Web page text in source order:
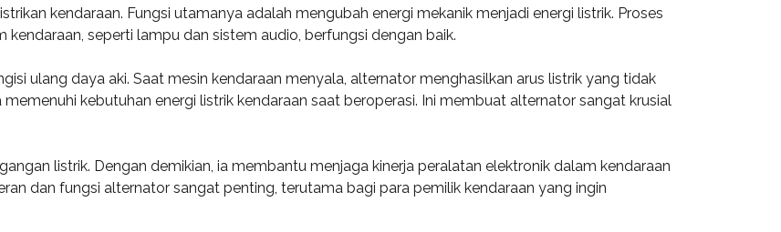
kendaraan. Fungsi utamanya adalah mengubah energi mekanik menjadi energi listrik. Proses
seperti lampu dan sistem audio, berfungsi dengan baik.
ulang daya aki. Saat mesin kendaraan menyala, alternator menghasilkan arus listrik yang tidak
kebutuhan energi listrik kendaraan saat beroperasi. Ini membuat alternator sangat krusial
listrik. Dengan demikian, ia membantu menjaga kinerja peralatan elektronik dalam kendaraan
dan fungsi alternator sangat penting, terutama bagi para pemilik kendaraan yang ingin